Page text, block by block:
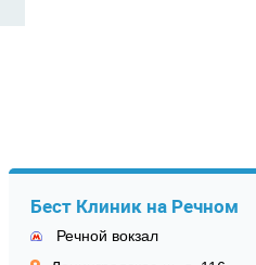
Бест Клиник на Речном
Речной вокзал